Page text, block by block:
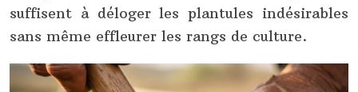
suffisent à déloger les plantules indésirables
sans même effleurer les rangs de culture.